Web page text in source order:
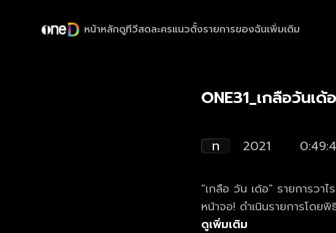
หน้าหลักดูทีวีสดละครแนวตั้งรายการของฉันเพิ่มเติม
ONE31_เกลือวันเด้
ท 2021
"เกลือ วัน เด้อ" รายการวา
หน้าจอ! ดำเนินรายการโด
ที่ปากกล้า ฮา น่ารัก และกินใ
ดูเพิ่มเติม